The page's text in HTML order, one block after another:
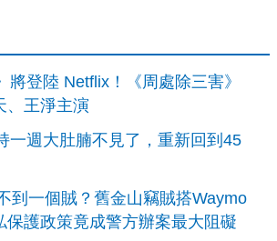
將登陸 Netflix！《周處除三害》
、王淨主演
一週大肚腩不見了，重新回到45
到一個賊？舊金山竊賊搭Waymo
保護政策竟成警方辦案最大阻礙